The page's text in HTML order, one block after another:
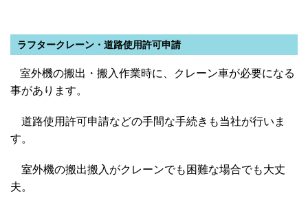
ラフタークレーン・道路使用許可申請
室外機の搬出・搬入作業時に、クレーン車が必要になる
事があります。
道路使用許可申請などの手間な手続きも当社が行いま
す。
室外機の搬出搬入がクレーンでも困難な場合でも大丈
夫。